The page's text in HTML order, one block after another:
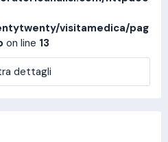
visitamedica/pag
on line 13
dettagli